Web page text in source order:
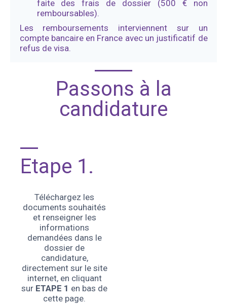
faite des frais de dossier (500 € non
remboursables).
Les remboursements interviennent sur un
compte bancaire en France avec un justificatif de
refus de visa.
Passons à la
candidature
Etape 1.
Téléchargez les
documents souhaités
et renseigner les
informations
demandées dans le
dossier de
candidature,
directement sur le site
internet, en cliquant
sur ETAPE 1 en bas de
cette page.